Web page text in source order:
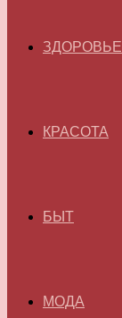
ЗДОРОВЬЕ
КРАСОТА
БЫТ
МОДА